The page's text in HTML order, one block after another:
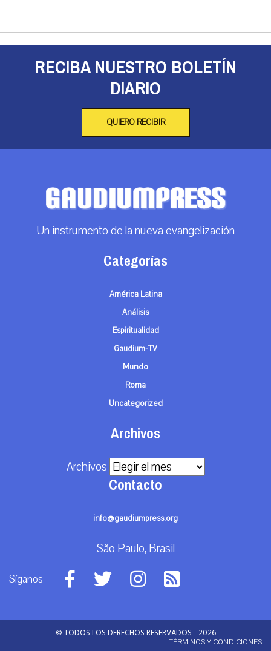
RECIBA NUESTRO BOLETÍN
DIARIO
QUIERO RECIBIR
Un instrumento de la nueva evangelización
Categorías
América Latina
Análisis
Espiritualidad
Gaudium-TV
Mundo
Roma
Uncategorized
Archivos
Archivos
Contacto
info@gaudiumpress.org
São Paulo, Brasil
Síganos
© TODOS LOS DERECHOS RESERVADOS - 2026
TÉRMINOS Y CONDICIONES